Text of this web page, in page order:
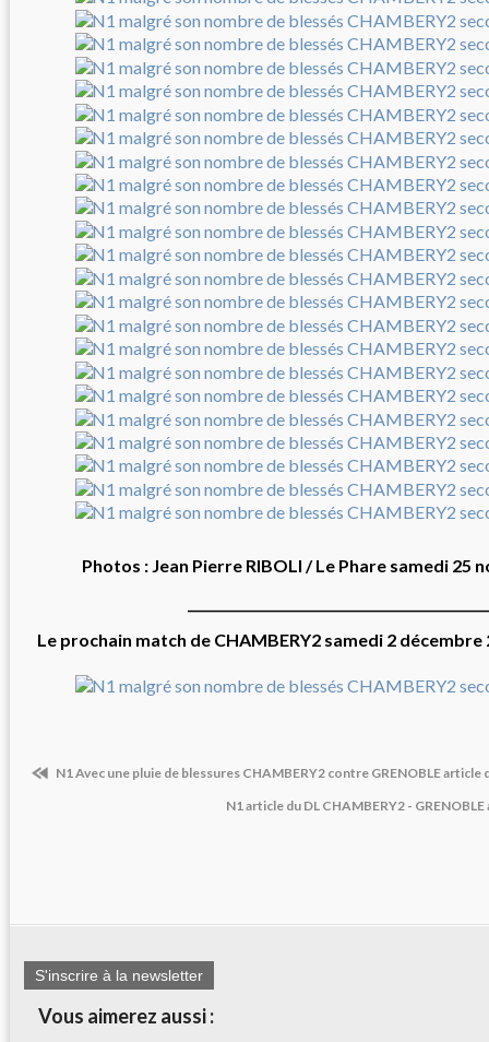
Photos : Jean Pierre RIBOLI / Le Phare samedi 25
Le prochain match de CHAMBERY2 samedi 2 décembre
N1 Avec une pluie de blessures CHAMBERY2 contre GRENOBLE article
N1 article du DL CHAMBERY2 -
S'inscrire à la newsletter
Vous aimerez aussi :